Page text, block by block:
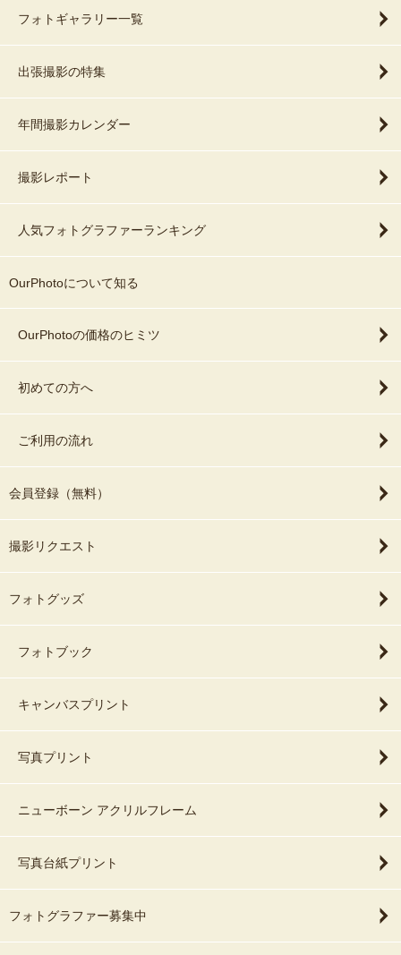
フォトギャラリー一覧
出張撮影の特集
年間撮影カレンダー
撮影レポート
人気フォトグラファーランキング
OurPhotoについて知る
OurPhotoの価格のヒミツ
初めての方へ
ご利用の流れ
会員登録（無料）
撮影リクエスト
フォトグッズ
フォトブック
キャンバスプリント
写真プリント
ニューボーン アクリルフレーム
写真台紙プリント
フォトグラファー募集中